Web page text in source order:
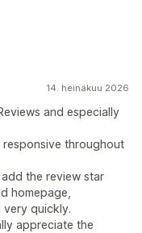
14. heinäkuu 2026
and especially
responsive throughout
the review star
homepage,
very quickly.
appreciate the